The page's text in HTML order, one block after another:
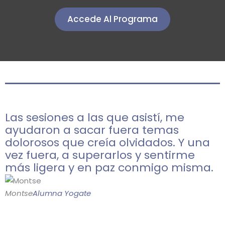
Accede Al Programa
Las sesiones a las que asistí, me
ayudaron a sacar fuera temas
dolorosos que creía olvidados. Y una
vez fuera, a superarlos y sentirme
más ligera y en paz conmigo misma.
MontseAlumna Yogate